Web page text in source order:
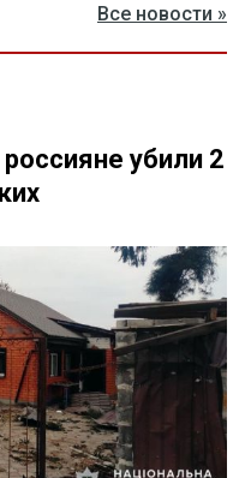
Все новости »
убили 2